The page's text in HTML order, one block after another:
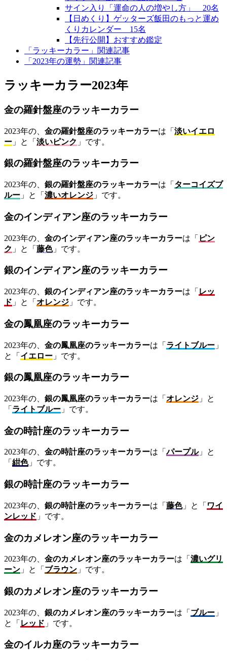
サイン入り「運命の人の増やし方」 20名
【日めくり】ゲッターズ飯田のもっと運め
くりカレンダー 15名
【先行公開】おすすめ鑑定
「ラッキーカラー」関連記事
「2023年の運勢」関連記事
ラッキーカラー2023年
金の羅針盤座のラッキーカラー
2023年の、 金の羅針盤座のラッキーカラーは「 淡いイエロ
ー 」と「 淡いピンク 」です。
銀の羅針盤座のラッキーカラー
2023年の、 銀の羅針盤座のラッキーカラーは「 ターコイズブ
ルー 」と「 濃いオレンジ 」です。
金のインディアン座のラッキーカラー
2023年の、 金のインディアン座のラッキーカラーは「 ピン
ク 」と「 藤色」です。
銀のインディアン座のラッキーカラー
2023年の、 銀のインディアン座のラッキーカラーは「 レッ
ド 」と「 オレンジ 」です。
金の鳳凰座のラッキーカラー
2023年の、 金の鳳凰座のラッキーカラーは「 ライトブルー 」
と「 イエロー 」です。
銀の鳳凰座のラッキーカラー
2023年の、 銀の鳳凰座のラッキーカラーは「 オレンジ 」と
「 ライトブルー 」です。
金の時計座のラッキーカラー
2023年の、 金の時計座のラッキーカラーは「パープル」と
「 紺色」です。
銀の時計座のラッキーカラー
2023年の、 銀の時計座のラッキーカラーは「 藤色」と「 ワイ
ンレッド 」です。
金のカメレオン座のラッキーカラー
2023年の、 金のカメレオン座のラッキーカラーは「 濃いグリ
ーン 」と「 ブラウン 」です。
銀のカメレオン座のラッキーカラー
2023年の、 銀のカメレオン座のラッキーカラーは「 ブルー 」
と「 レッド 」です。
金のイルカ座のラッキーカラー